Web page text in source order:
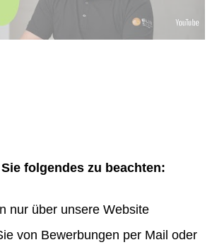
folgendes zu beachten:
nur über unsere Website
von Bewerbungen per Mail oder